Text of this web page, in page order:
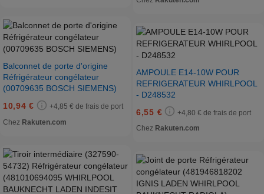
Balconnet de porte d'origine
Réfrigérateur congélateur
(00709635 BOSCH SIEMENS)
10,94 €
+4,85 € de frais de port
Chez Rakuten.com
AMPOULE E14-10W POUR
REFRIGERATEUR WHIRLPOOL
- D248532
6,55 €
+4,80 € de frais de port
Chez Rakuten.com